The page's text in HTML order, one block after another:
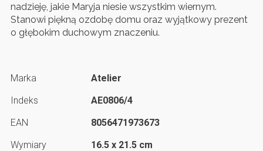
nadzieję, jakie Maryja niesie wszystkim wiernym.
Stanowi piękną ozdobę domu oraz wyjątkowy prezent
o głębokim duchowym znaczeniu.
Marka
Atelier
Indeks
AE0806/4
EAN
8056471973673
Wymiary
16.5 x 21.5 cm